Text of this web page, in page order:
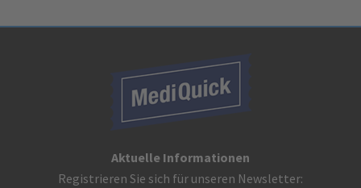
Aktuelle Informationen
Registrieren Sie sich für unseren Newsletter: